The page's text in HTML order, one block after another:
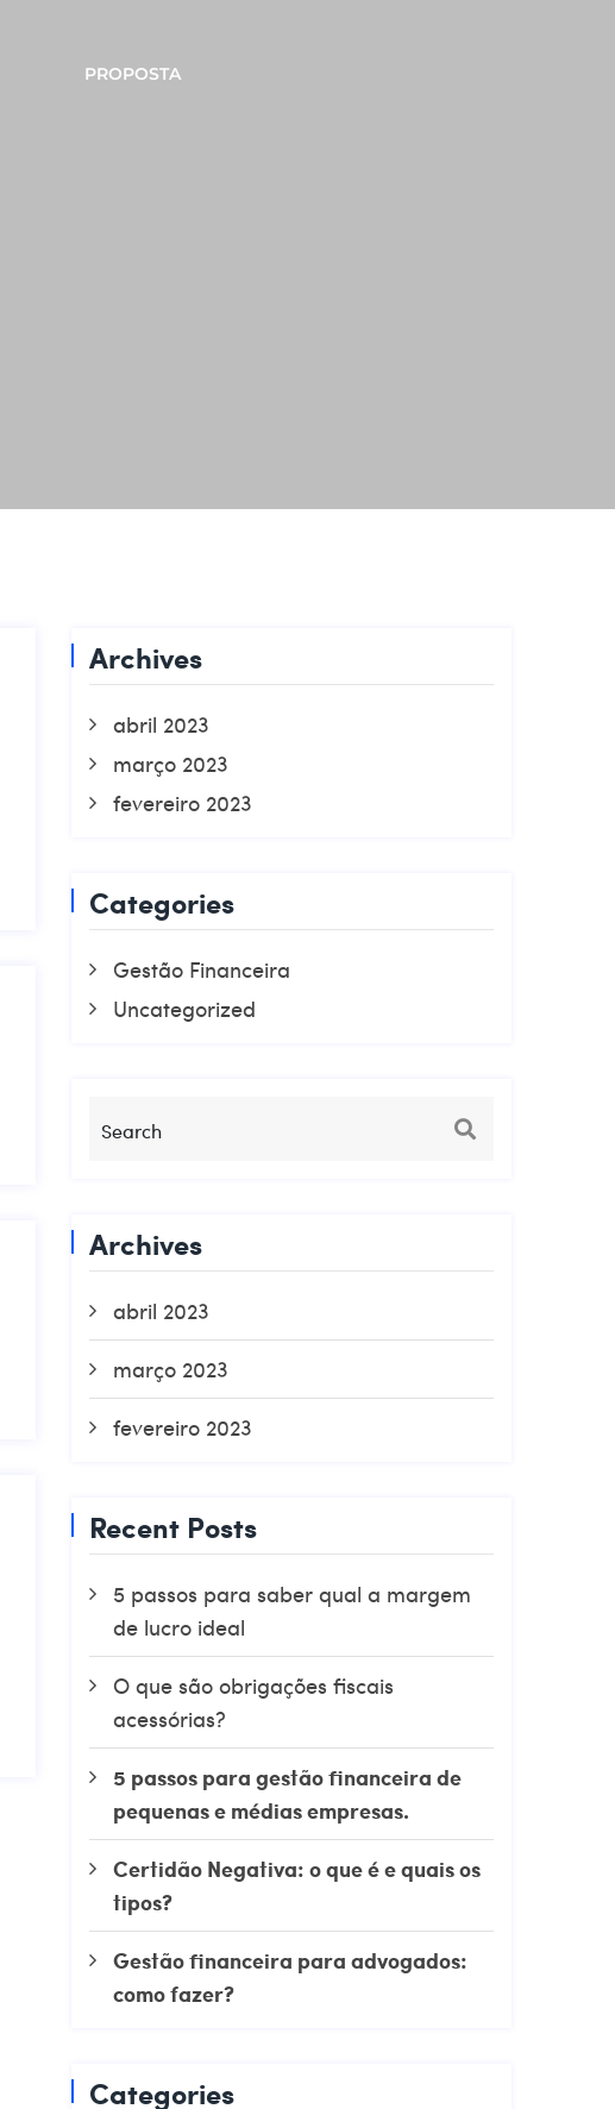
PROPOSTA
Archives
abril 2023
março 2023
fevereiro 2023
Categories
Gestão Financeira
Uncategorized
Archives
abril 2023
março 2023
fevereiro 2023
Recent Posts
5 passos para saber qual a margem
de lucro ideal
O que são obrigações fiscais
acessórias?
5 passos para gestão financeira de
pequenas e médias empresas.
Certidão Negativa: o que é e quais os
tipos?
Gestão financeira para advogados:
como fazer?
Categories